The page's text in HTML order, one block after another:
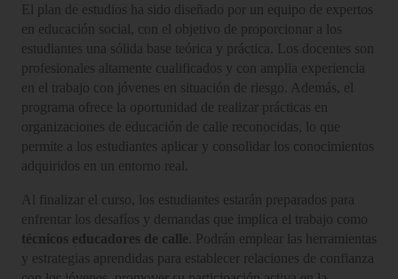
El plan de estudios ha sido diseñado por un equipo de expertos
en educación social, con el objetivo de proporcionar a los
estudiantes una sólida base teórica y práctica. Los docentes son
profesionales altamente cualificados y con amplia experiencia
en el trabajo con jóvenes en situación de riesgo. Además, el
programa ofrece la oportunidad de realizar prácticas en
organizaciones de educación de calle reconocidas, lo que
permite a los estudiantes aplicar y consolidar los conocimientos
adquiridos en un entorno real.
Al finalizar el curso, los estudiantes estarán preparados para
enfrentar los desafíos y demandas que implica el trabajo como
técnicos educadores de calle . Podrán emplear las herramientas
y estrategias aprendidas para establecer relaciones de confianza